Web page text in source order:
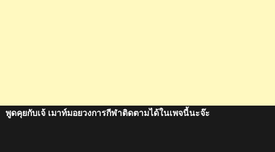
พูดคุยกับเจ้ เมาท์มอยวงการกีฬาติดตามได้ในเพจนี้นะจ๊ะ